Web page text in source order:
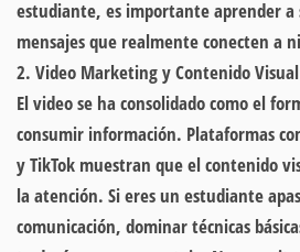
estudiante, es importante aprender
mensajes que realmente conecten a
2. Video Marketing y Contenido Visual
El video se ha consolidado como el
consumir información. Plataformas
y TikTok muestran que el contenido
la atención. Si eres un estudiante
comunicación, dominar técnicas